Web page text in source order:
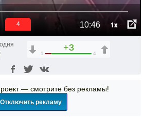
10:46 1x
4
+3
1 4
— смотрите без рекламы!
Отключить рекламу